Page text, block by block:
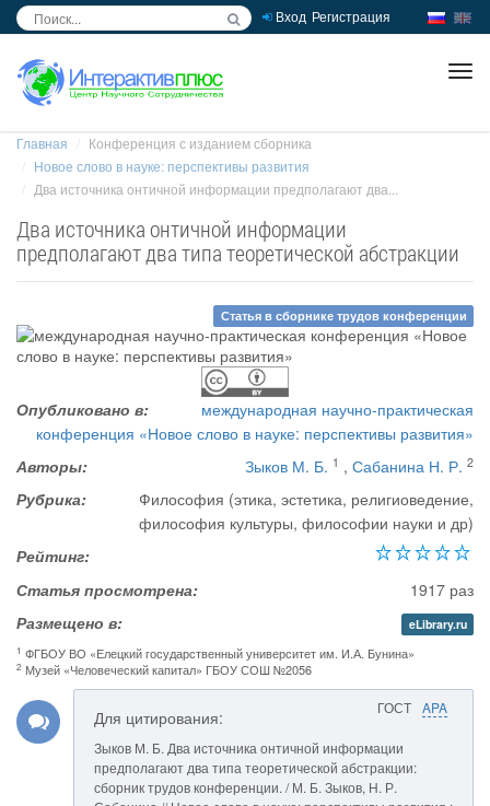
Вход Регистрация
Главная
Конференция с изданием сборника
Новое слово в науке: перспективы развития
Два источника онтичной информации предполагают два...
Два источника онтичной информации
предполагают два типа теоретической абстракции
Статья в сборнике трудов конференции
Опубликовано в:
международная научно-практическая
конференция «Новое слово в науке: перспективы развития»
Авторы:
Зыков М. Б. 1 , Сабанина Н. Р. 2
Рубрика:
Философия (этика, эстетика, религиоведение,
философия культуры, философии науки и др)
Рейтинг:
Статья просмотрена:
1917 раз
Размещено в:
eLibrary.ru
1 ФГБОУ ВО «Елецкий государственный университет им. И.А. Бунина»
2 Музей «Человеческий капитал» ГБОУ СОШ №2056
ГОСТ APA
Для цитирования:
Зыков М. Б. Два источника онтичной информации
предполагают два типа теоретической абстракции:
сборник трудов конференции. / М. Б. Зыков, Н. Р.